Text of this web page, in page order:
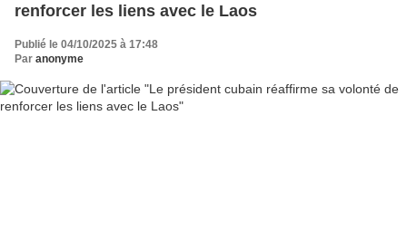
renforcer les liens avec le Laos
Publié le 04/10/2025 à 17:48
Par anonyme